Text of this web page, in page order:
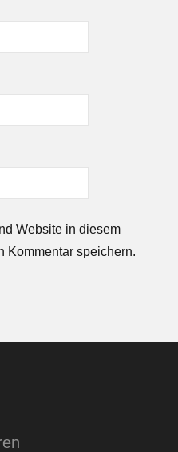
Website in diesem
Kommentar speichern.